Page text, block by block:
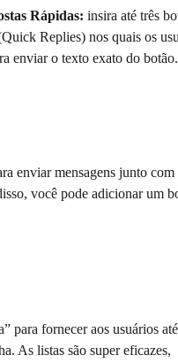
Rápidas: insira até três
Replies) nos quais os
enviar o texto exato do botão.
enviar mensagens junto com
você pode adicionar um
para fornecer aos usuários
As listas são super eficazes,